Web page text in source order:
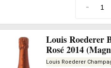
-
Louis Roederer
Rosé 2014
Louis Roederer